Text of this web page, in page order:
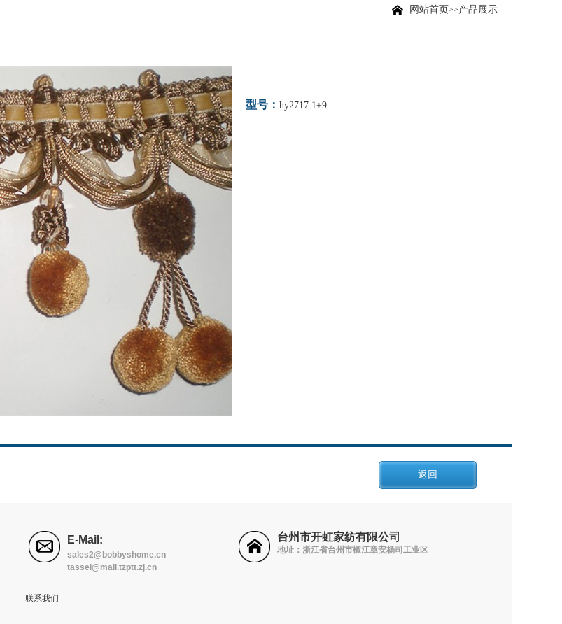
网站首页>>产品展示
型号： hy2717 1+9
返回
E-Mail:
sales2@bobbyshome.cn
tassel@mail.tzptt.zj.cn
台州市开虹家纺有限公司
地址：浙江省台州市椒江章安杨司工业区
联系我们